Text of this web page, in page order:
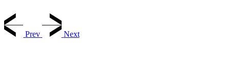
Prev Next